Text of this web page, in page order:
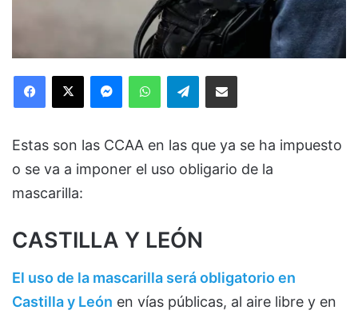
Facebook
X MessengerWhatsAppTelegramCompartir via Email
Estas son las CCAA en las que ya se ha impuesto
o se va a imponer el uso obligario de la
mascarilla:
CASTILLA Y LEÓN
El uso de la mascarilla será obligatorio en
Castilla y León en vías públicas, al aire libre y en